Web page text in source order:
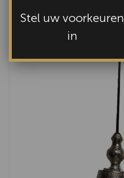
VAN €129,-
VOOR €49,-
Stel uw voorkeuren
in